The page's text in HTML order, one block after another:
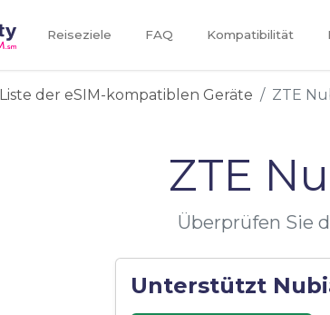
Reiseziele FAQ Kompatibilität
Liste der eSIM-kompatiblen Geräte ZTE
ZTE
Überprüfen Sie
Unterstützt